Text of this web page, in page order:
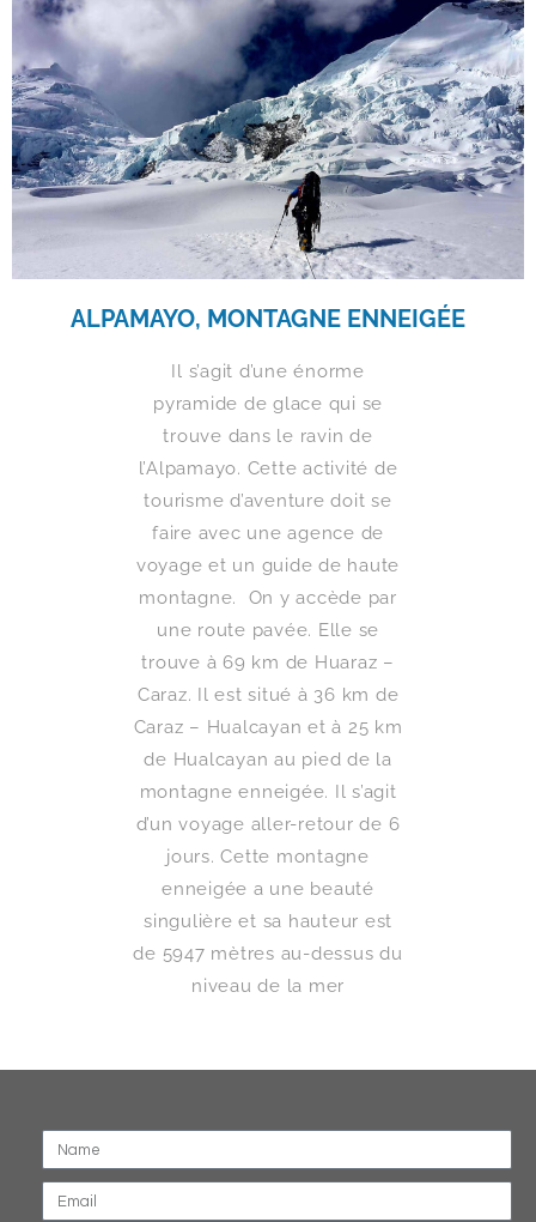
ALPAMAYO, MONTAGNE ENNEIGÉE
Il s’agit d’une énorme
pyramide de glace qui se
trouve dans le ravin de
l’Alpamayo. Cette activité de
tourisme d’aventure doit se
faire avec une agence de
voyage et un guide de haute
montagne. On y accède par
une route pavée. Elle se
trouve à 69 km de Huaraz –
Caraz. Il est situé à 36 km de
Caraz – Hualcayan et à 25 km
de Hualcayan au pied de la
montagne enneigée. Il s’agit
d’un voyage aller-retour de 6
jours. Cette montagne
enneigée a une beauté
singulière et sa hauteur est
de 5947 mètres au-dessus du
niveau de la mer